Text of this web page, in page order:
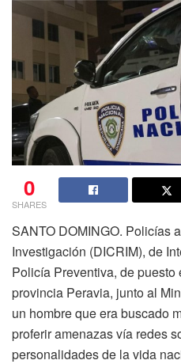
0
SHARES
SANTO DOMINGO. Policías
Investigación (DICRIM), de
Policía Preventiva, de
provincia Peravia, junto al
un hombre que era buscado
proferir amenazas vía redes
personalidades de la vida